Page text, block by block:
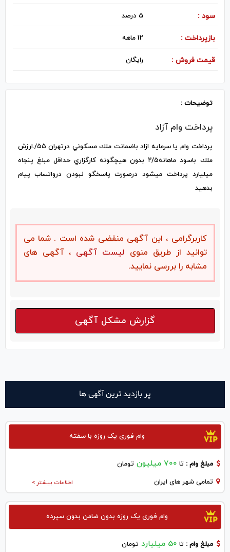
سود : 5 درصد
بازپرداخت : 12 ماهه
قیمت فروش : رایگان
توضیحات :
پرداخت وام آزاد
پرداخت وام يا سرمايه ازاد باضمانت ملك مسكوني درتهران ٥٥/.ارزش
ملك باسود ماهانه٢/٥ بدون هيچگونه كارگزاري حداقل مبلغ پنجاه
ميليارد پرداخت ميشود درصورت پاسخگو نبودن درواتساب پيام
بدهيد
کاربرگرامی ، این آگهی منقضی شده است . شما می
توانید از طریق منوی لیست آگهی، آگهی های
مشابه را بررسی نمایید.
گزارش مشکل آگهی
پر بازدید ترین آگهی ها
وام فوری یک روزه با سفته
مبلغ وام : تا 700 میلیون تومان
اطلاعات بیشتر > تمامی شهر های ایران
وام فوری یک روزه بدون ضامن بدون سپرده
مبلغ وام : تا 50 میلیارد تومان